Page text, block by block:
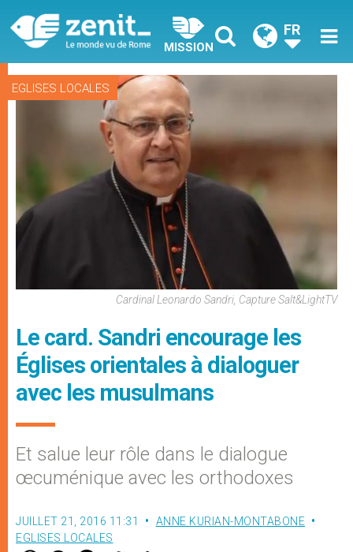
MISSION
FR
EGLISES LOCALES
Cardinal Leonardo Sandri, Capture Salt&LightTV
Le card. Sandri encourage les
Églises orientales à dialoguer
avec les musulmans
Et salue leur rôle dans le dialogue
œcuménique avec les orthodoxes
JUILLET 21, 2016 11:31
ANNE KURIAN-MONTABONE
EGLISES LOCALES